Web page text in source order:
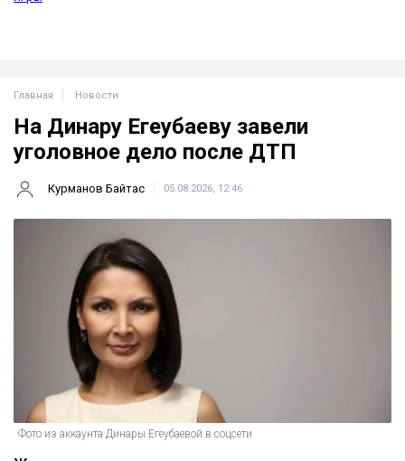
Новости
На Динару Егеубаеву завели
уголовное дело после ДТП
Курманов Байтас 05.08.2026, 12:46